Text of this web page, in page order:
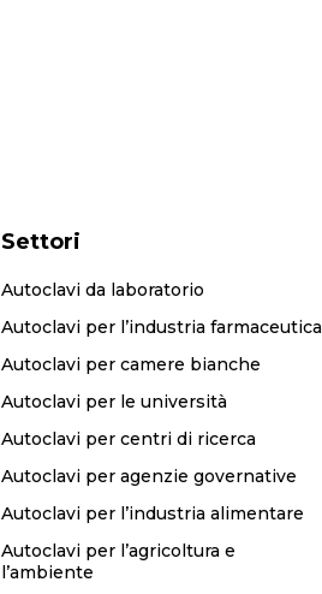
Settori
Autoclavi da laboratorio
Autoclavi per l’industria farmaceutica
Autoclavi per camere bianche
Autoclavi per le università
Autoclavi per centri di ricerca
Autoclavi per agenzie governative
Autoclavi per l’industria alimentare
Autoclavi per l’agricoltura e
l’ambiente